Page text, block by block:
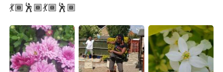
Português
💃🏾🕺🏾💃🏾🕺🏾